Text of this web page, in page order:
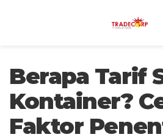
Berapa Tarif
Kontainer?
Faktor